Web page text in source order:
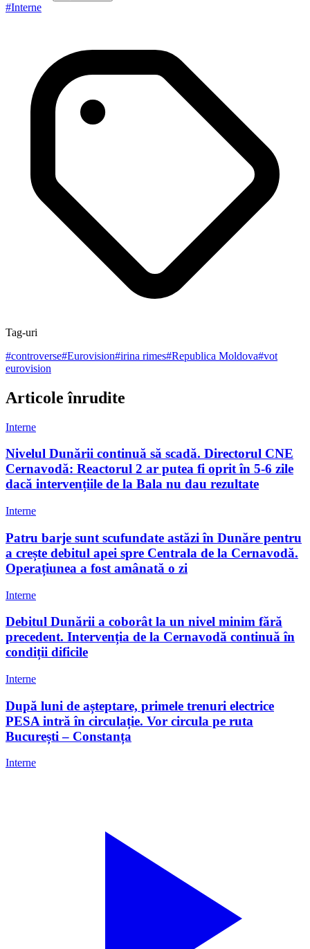
#Interne
Tag-uri
#controverse#Eurovision#irina rimes#Republica Moldova#vot
eurovision
Articole înrudite
Interne
Nivelul Dunării continuă să scadă. Directorul CNE
Cernavodă: Reactorul 2 ar putea fi oprit în 5-6 zile
dacă intervențiile de la Bala nu dau rezultate
Interne
Patru barje sunt scufundate astăzi în Dunăre pentru
a crește debitul apei spre Centrala de la Cernavodă.
Operațiunea a fost amânată o zi
Interne
Debitul Dunării a coborât la un nivel minim fără
precedent. Intervenția de la Cernavodă continuă în
condiții dificile
Interne
După luni de așteptare, primele trenuri electrice
PESA intră în circulație. Vor circula pe ruta
București – Constanța
Interne